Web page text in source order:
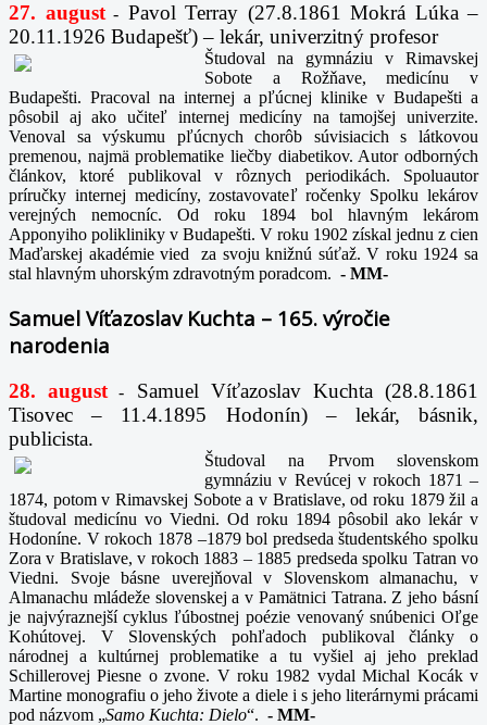
27. august- Pavol Terray (27.8.1861 Mokrá Lúka –
20.11.1926 Budapešť) – lekár, univerzitný profesor
Študoval na gymnáziu v Rimavskej
Sobote a Rožňave, medicínu v
Budapešti. Pracoval na internej a pľúcnej klinike v Budapešti a
pôsobil aj ako učiteľ internej medicíny na tamojšej univerzite.
Venoval sa výskumu pľúcnych chorôb súvisiacich s látkovou
premenou, najmä problematike liečby diabetikov. Autor odborných
článkov, ktoré publikoval v rôznych periodikách. Spoluautor
príručky internej medicíny, zostavovateľ ročenky Spolku lekárov
verejných nemocníc. Od roku 1894 bol hlavným lekárom
Apponyiho polikliniky v Budapešti. V roku 1902 získal jednu z cien
Maďarskej akadémie vied za svoju knižnú súťaž. V roku 1924 sa
stal hlavným uhorským zdravotným poradcom. - MM-
Samuel Víťazoslav Kuchta – 165. výročie
narodenia
28. august -
Samuel Víťazoslav Kuchta (28.8.1861
Tisovec – 11.4.1895 Hodonín) – lekár, básnik,
publicista.
Študoval na Prvom slovenskom
gymnáziu v Revúcej v rokoch 1871 –
1874, potom v Rimavskej Sobote a v Bratislave, od roku 1879 žil a
študoval medicínu vo Viedni. Od roku 1894 pôsobil ako lekár v
Hodoníne. V rokoch 1878 –1879 bol predseda študentského spolku
Zora v Bratislave, v rokoch 1883 – 1885 predseda spolku Tatran vo
Viedni. Svoje básne uverejňoval v Slovenskom almanachu, v
Almanachu mládeže slovenskej a v Pamätnici Tatrana. Z jeho básní
je najvýraznejší cyklus ľúbostnej poézie venovaný snúbenici Oľge
Kohútovej. V Slovenských pohľadoch publikoval články o
národnej a kultúrnej problematike a tu vyšiel aj jeho preklad
Schillerovej Piesne o zvone. V roku 1982 vydal Michal Kocák v
Martine monografiu o jeho živote a diele i s jeho literárnymi prácami
pod názvom „Samo Kuchta: Dielo“. - MM-